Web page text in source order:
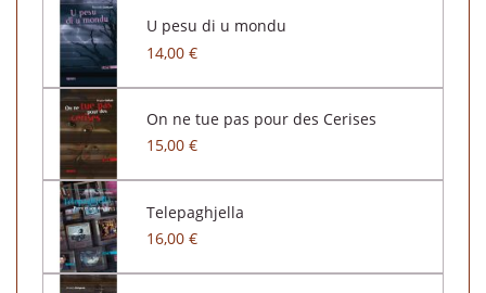
U pesu di u mondu
14,00 €
On ne tue pas pour des Cerises
15,00 €
Telepaghjella
16,00 €